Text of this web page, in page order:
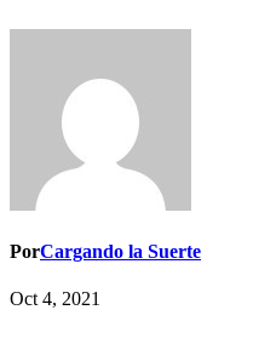
PorCargando la Suerte
Oct 4, 2021